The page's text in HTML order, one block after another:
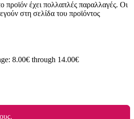
προϊόν έχει πολλαπλές παραλλαγές. Οι
στη σελίδα του προϊόντος
8.00€ through 14.00€